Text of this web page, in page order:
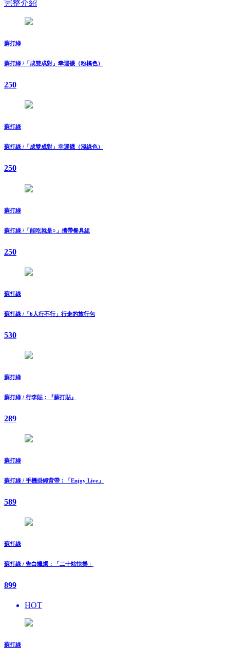
完整介紹
蘇打綠
蘇打綠 /「成雙成對」幸運襪（粉橘色）
250
蘇打綠
蘇打綠 /「成雙成對」幸運襪（淺綠色）
250
蘇打綠
蘇打綠 /「能吃就是○」攜帶餐具組
250
蘇打綠
蘇打綠 /「6人行不行」行走的旅行包
530
蘇打綠
蘇打綠 / 行李貼：『蘇打貼』
289
蘇打綠
蘇打綠 / 手機掛繩背帶：「Enjoy Live」
589
蘇打綠
蘇打綠 / 告白蠟燭：「二十站快樂」
899
HOT
蘇打綠